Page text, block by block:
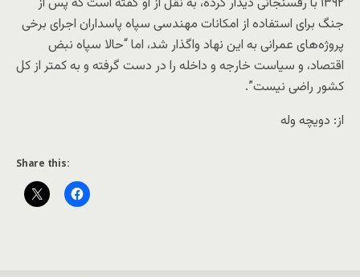
جنگ برای استفاده از امکانات مهندسی سپاه پاسداران اجرای برخی
پروژه‌های عمرانی به این نهاد واگذار شد، اما “حالا سپاه نبض
اقتصاد، و سیاست خارجه و داخله را در دست گرفته و به کمتر از کل
کشور راضی نیست”.
از: دویچه وله
Share this: